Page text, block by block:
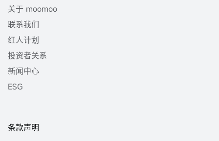
关于 moomoo
联系我们
红人计划
投资者关系
新闻中心
ESG
条款声明